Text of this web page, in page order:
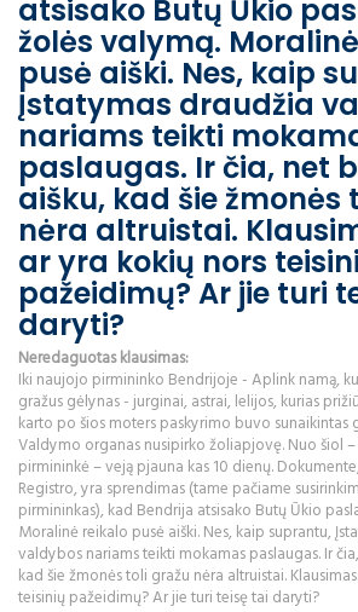
atsisako Butų Ūkio
žolės valymą.
pusė aiški. Nes, kaip
Įstatymas draudžia
nariams teikti
paslaugas. Ir čia, net
aišku, kad šie žmonės
nėra altruistai.
ar yra kokių nors
pažeidimų? Ar jie turi
daryti?
Neredaguotas klausimas:
Iki naujojo pirmininko Bendrijoje - Aplink namą,
gražus gėlynas - jurginai, astrai, lelijos, kurias
karto po šios moters paskyrimo buvo sunaikintas
Valdymo organas nusipirko žoliapjovę. Nuo šiol
pirmininkė – veją pjauna kas 10 dienų.
Registro, yra sprendimas (tame pačiame
pirmininkas), kad Bendrija atsisako Butų Ūkio
Moralinė reikalo pusė aiški. Nes, kaip suprantu,
valdybos nariams teikti mokamas paslaugas. Ir
kad šie žmonės toli gražu nėra altruistai.
teisinių pažeidimų? Ar jie turi teisę tai daryti?